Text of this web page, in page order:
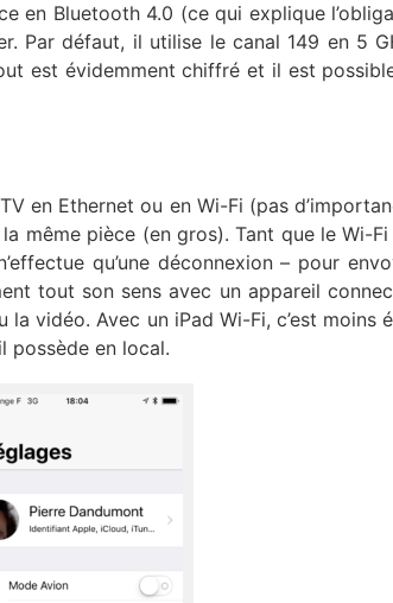
en Bluetooth 4.0 (ce qui explique
Par défaut, il utilise le canal 149 en 5
est évidemment chiffré et il est
en Ethernet ou en Wi-Fi (pas
même pièce (en gros). Tant que le Wi-
qu’une déconnexion – pour
tout son sens avec un appareil
vidéo. Avec un iPad Wi-Fi, c’est moins
possède en local.